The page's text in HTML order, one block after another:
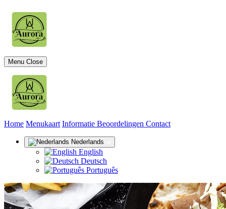
Menu Close
Home Menukaart Informatie Beoordelingen (huidige)
Contact
Nederlands
English
Deutsch
Português